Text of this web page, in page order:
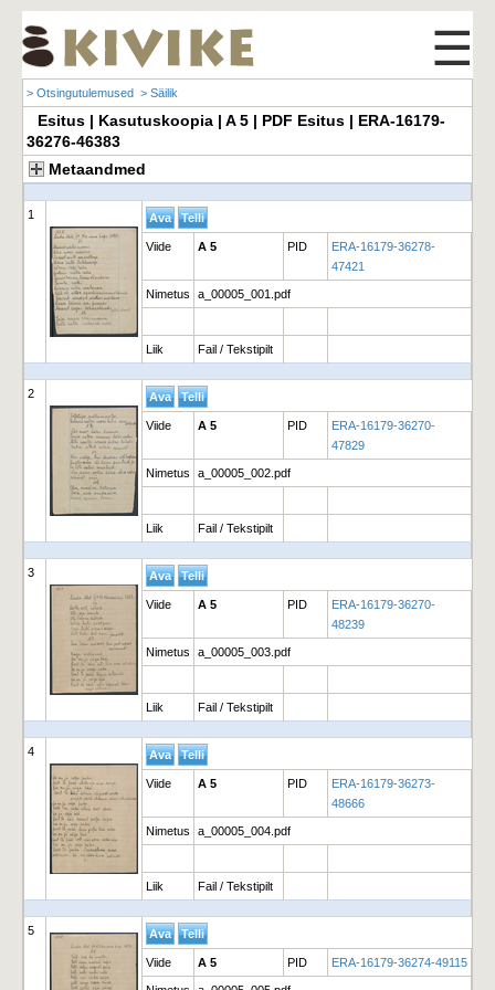
☰
> Otsingutulemused > Säilik
Esitus | Kasutuskoopia | A 5 | PDF Esitus | ERA-16179-
36276-46383
Metaandmed
1
Viide A 5 PID
ERA-16179-36278-
47421
Nimetus a_00005_001.pdf
Liik Fail / Tekstipilt
2
Viide A 5 PID
ERA-16179-36270-
47829
Nimetus a_00005_002.pdf
Liik Fail / Tekstipilt
3
Viide A 5 PID
ERA-16179-36270-
48239
Nimetus a_00005_003.pdf
Liik Fail / Tekstipilt
4
Viide A 5 PID
ERA-16179-36273-
48666
Nimetus a_00005_004.pdf
Liik Fail / Tekstipilt
5
Viide A 5 PID ERA-16179-36274-49115